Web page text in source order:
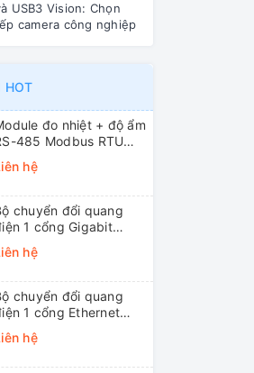
USB3 Vision: Chọn
camera công nghiệp
HOT
đo nhiệt + độ ẩm
485 Modbus RTU
DAS DL-10 CR
hệ
chuyển đổi quang
1 cổng Gigabit
3Onedata
S-SC-
SC, 20KM)
hệ
chuyển đổi quang
1 cổng Ethernet
MODEL1100-
SC-20KM (Dual fiber,
hệ